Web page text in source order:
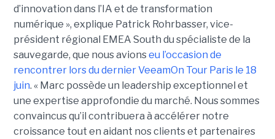
d’innovation dans l’IA et de transformation
numérique », explique Patrick Rohrbasser, vice-
président régional EMEA South du spécialiste de la
sauvegarde, que nous avionseu l’occasion de
rencontrer lors du dernier VeeamOn Tour Paris le 18
juin. « Marc possède un leadership exceptionnel et
une expertise approfondie du marché. Nous sommes
convaincus qu’il contribuera à accélérer notre
croissance tout en aidant nos clients et partenaires